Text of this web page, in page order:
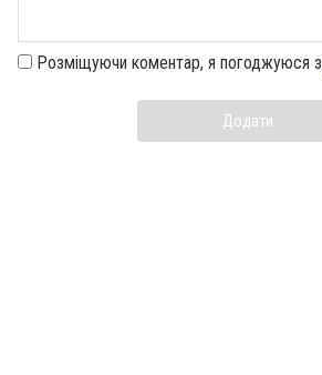
Розміщуючи коментар, я погоджуюся з
Додати